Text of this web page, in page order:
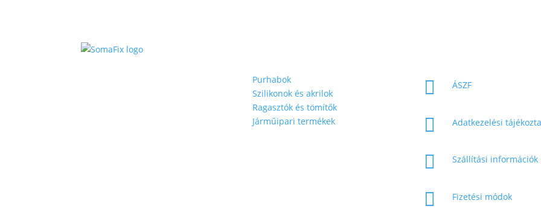
Purhabok
Szilikonok és akrilok
Ragasztók és tömítők
Járműipari termékek
 ÁSZF
 Adatkezelési
 Szállítási információk
 Fizetési módok